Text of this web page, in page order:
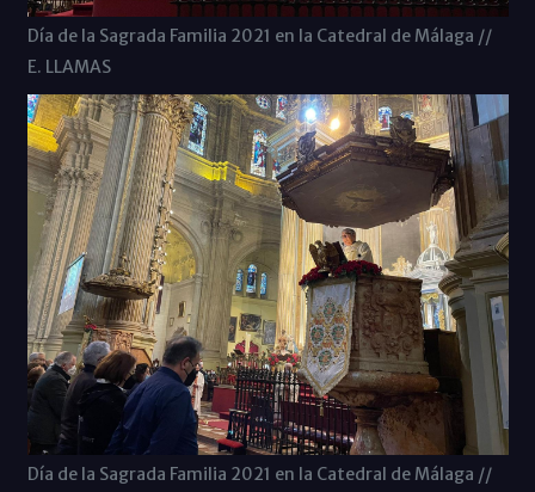
Día de la Sagrada Familia 2021 en la Catedral de Málaga //
E. LLAMAS
Día de la Sagrada Familia 2021 en la Catedral de Málaga //